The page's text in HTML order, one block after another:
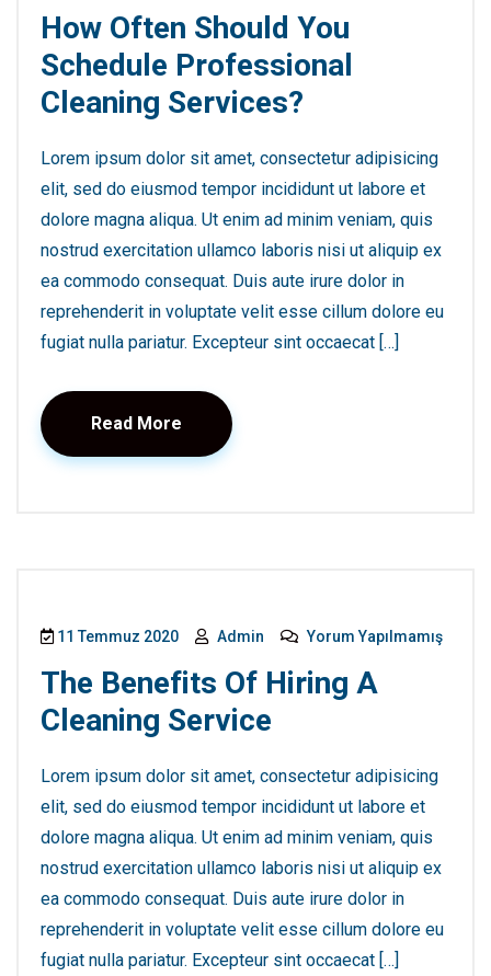
How Often Should You
Schedule Professional
Cleaning Services?
Lorem ipsum dolor sit amet, consectetur adipisicing
elit, sed do eiusmod tempor incididunt ut labore et
dolore magna aliqua. Ut enim ad minim veniam, quis
nostrud exercitation ullamco laboris nisi ut aliquip ex
ea commodo consequat. Duis aute irure dolor in
reprehenderit in voluptate velit esse cillum dolore eu
fugiat nulla pariatur. Excepteur sint occaecat […]
Read More
11 Temmuz 2020 Admin Yorum Yapılmamış
The Benefits Of Hiring A
Cleaning Service
Lorem ipsum dolor sit amet, consectetur adipisicing
elit, sed do eiusmod tempor incididunt ut labore et
dolore magna aliqua. Ut enim ad minim veniam, quis
nostrud exercitation ullamco laboris nisi ut aliquip ex
ea commodo consequat. Duis aute irure dolor in
reprehenderit in voluptate velit esse cillum dolore eu
fugiat nulla pariatur. Excepteur sint occaecat […]